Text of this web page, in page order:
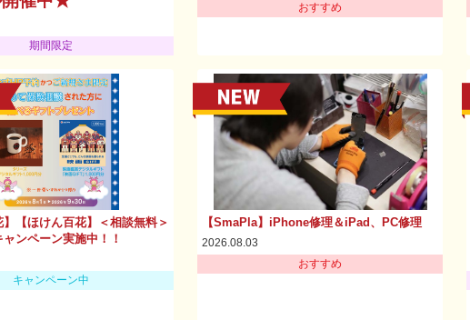
期間限定
おすすめ
】【ほけん百花】＜相談無料＞
ンペーン実施中！！
キャンペーン中
【SmaPla】iPhone修理＆iPad、PC修理
2026.08.03
おすすめ